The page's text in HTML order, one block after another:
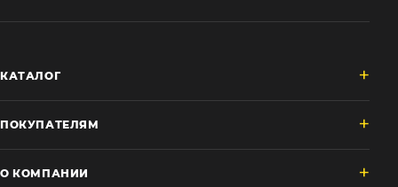
КАТАЛОГ
ПОКУПАТЕЛЯМ
О КОМПАНИИ